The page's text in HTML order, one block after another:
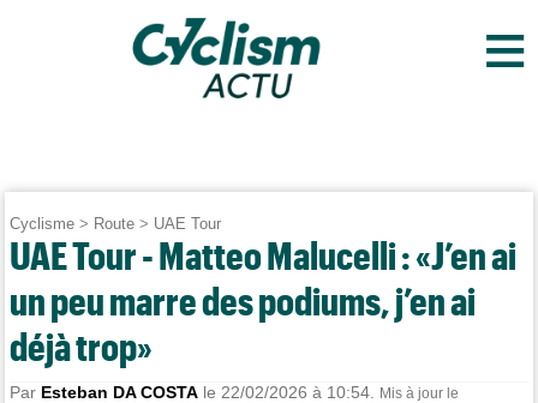
≡
Cyclisme > Route > UAE Tour
UAE Tour - Matteo Malucelli : «J’en ai
un peu marre des podiums, j’en ai
déjà trop»
Par Esteban DA COSTA le 22/02/2026 à 10:54.
Mis à jour le